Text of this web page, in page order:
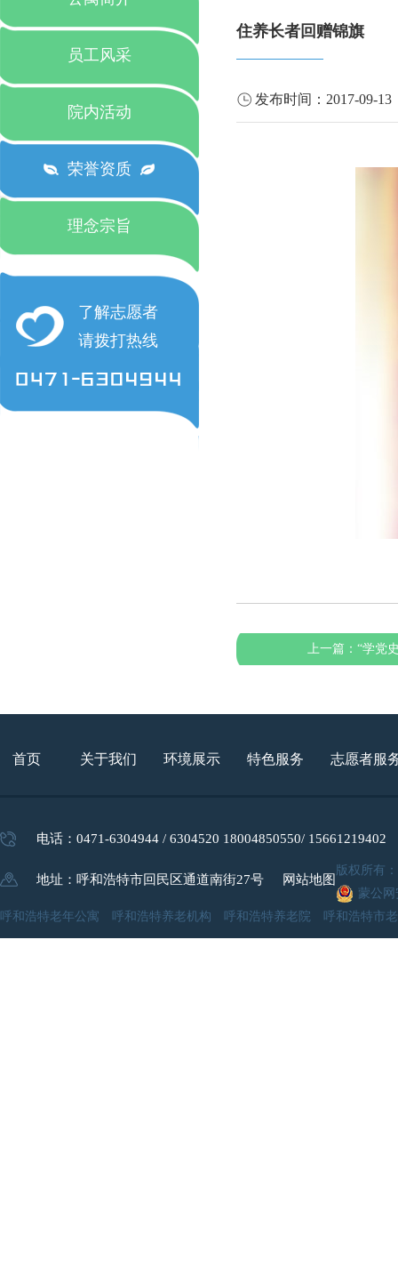
员工风采
院内活动
荣誉资质
理念宗旨
了解志愿者
请拨打热线
住养长者回赠锦旗
发布时间： 2017-09-13
上一篇： “学党
首页 关于我们 环境展示 特色服务 志愿者服
电话：0471-6304944 / 6304520 18004850550/ 15661219402
地址：呼和浩特市回民区通道南街27号 网站地图
版权所有
蒙公网
呼和浩特老年公寓 呼和浩特养老机构 呼和浩特养老院 呼和浩特市